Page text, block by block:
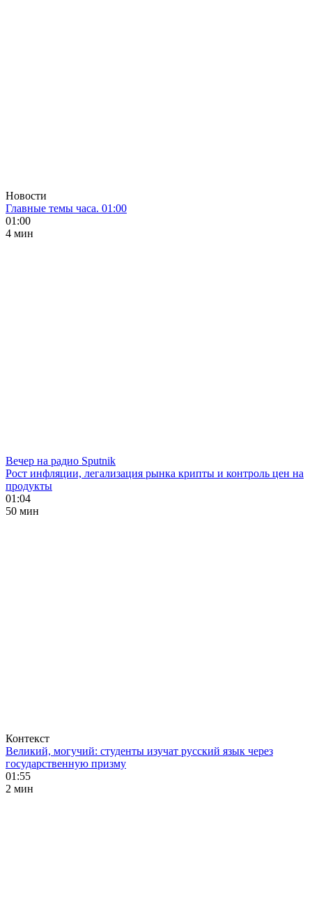
Новости
Главные темы часа. 01:00
01:00
4 мин
Вечер на радио Sputnik
Рост инфляции, легализация рынка крипты и контроль цен на
продукты
01:04
50 мин
Контекст
Великий, могучий: студенты изучат русский язык через
государственную призму
01:55
2 мин